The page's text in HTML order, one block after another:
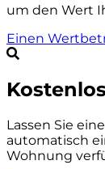
um den Wert
Einen
Lassen Sie
automatisch
Wohnung